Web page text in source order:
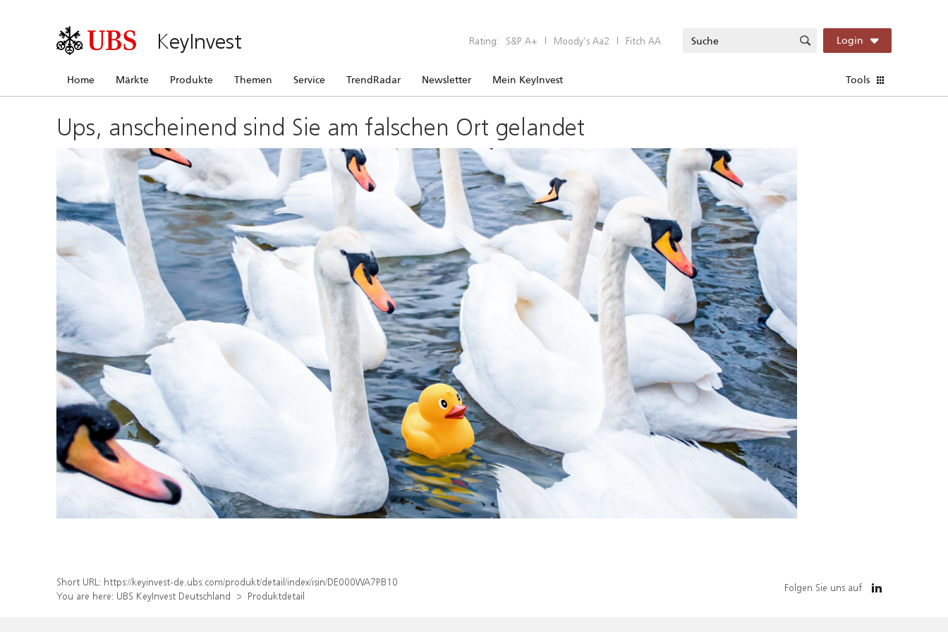
KeyInvest Rating: S&P A+ | Moody’s Aa2 | Fitch AA Login
Home Märkte Produkte Themen Service TrendRadar Newsletter Mein KeyInvest Tools
Ups, anscheinend sind Sie am falschen Ort gelandet
Short URL: https://keyinvest-de.ubs.com/produkt/detail/index/isin/DE000WA7PB10
You are here: UBS KeyInvest Deutschland Produktdetail
Folgen Sie uns auf